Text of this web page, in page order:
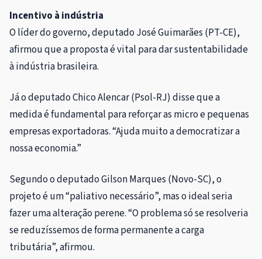
Incentivo à indústria
O líder do governo, deputado José Guimarães (PT-CE),
afirmou que a proposta é vital para dar sustentabilidade
à indústria brasileira.
Já o deputado Chico Alencar (Psol-RJ) disse que a
medida é fundamental para reforçar as micro e pequenas
empresas exportadoras. “Ajuda muito a democratizar a
nossa economia.”
Segundo o deputado Gilson Marques (Novo-SC), o
projeto é um “paliativo necessário”, mas o ideal seria
fazer uma alteração perene. “O problema só se resolveria
se reduzíssemos de forma permanente a carga
tributária”, afirmou.